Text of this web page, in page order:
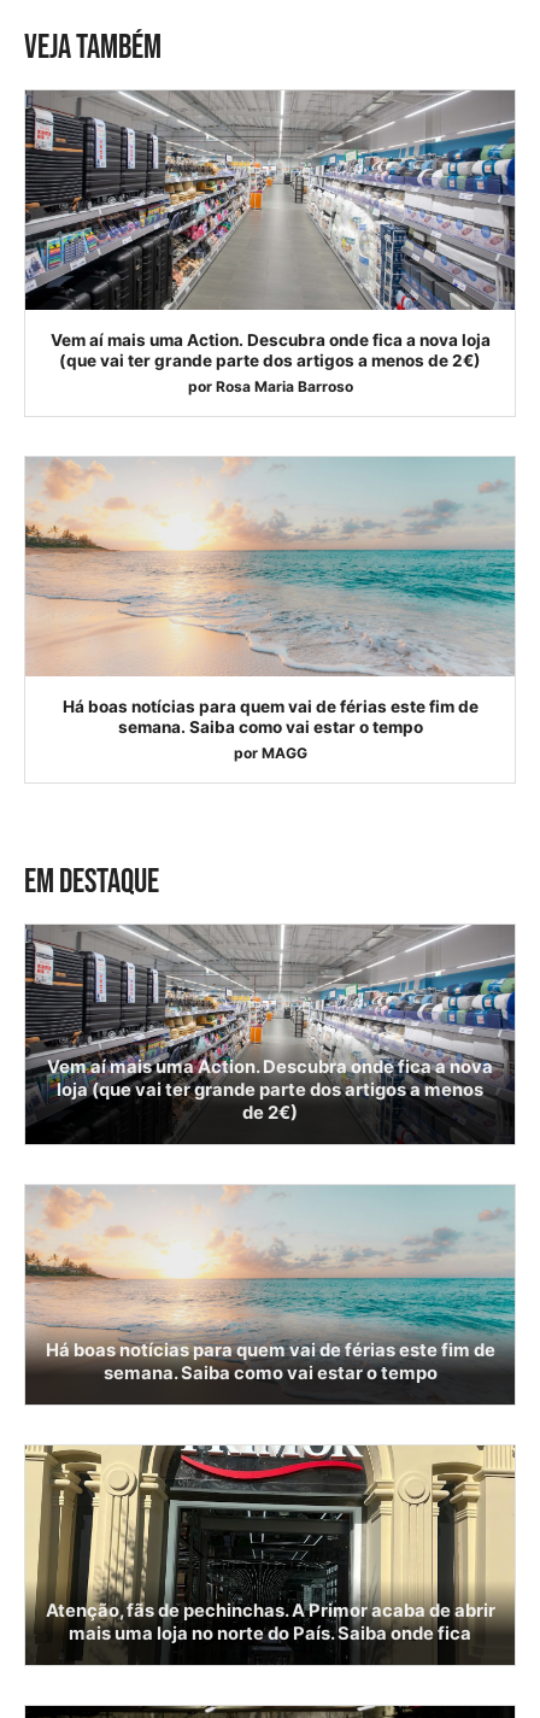
VEJA TAMBÉM
Vem aí mais uma Action. Descubra onde fica a nova loja
(que vai ter grande parte dos artigos a menos de 2€)
por Rosa Maria Barroso
Há boas notícias para quem vai de férias este fim de
semana. Saiba como vai estar o tempo
por MAGG
EM DESTAQUE
Vem aí mais uma Action. Descubra onde fica a nova
loja (que vai ter grande parte dos artigos a menos
de 2€)
Há boas notícias para quem vai de férias este fim de
semana. Saiba como vai estar o tempo
Atenção, fãs de pechinchas. A Primor acaba de abrir
mais uma loja no norte do País. Saiba onde fica